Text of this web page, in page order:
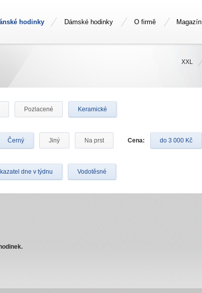
hodinky Dámské hodinky O firmě Magazín
Pozlacené Keramické
Černý Jiný Na prst Cena: do 3 000 Kč
dne v týdnu Vodotěsné
XXL